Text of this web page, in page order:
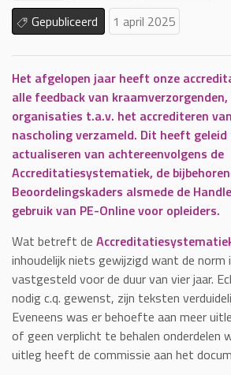
Gepubliceerd
1 april 2025
Het afgelopen jaar heeft onze
alle feedback van
organisaties t.a.v. het accrediteren
nascholing verzameld. Dit heeft
actualiseren van achtereenvolgens de
Accreditatiesystematiek, de
Beoordelingskaders alsmede de
gebruik van PE-Online voor opleiders.
Wat betreft de
inhoudelijk niets gewijzigd want de norm
vastgesteld voor de duur van vier jaar.
nodig c.q. gewenst, zijn teksten
Eveneens was er behoefte aan meer
of geen verplicht te behalen onderdelen
uitleg heeft de commissie aan het